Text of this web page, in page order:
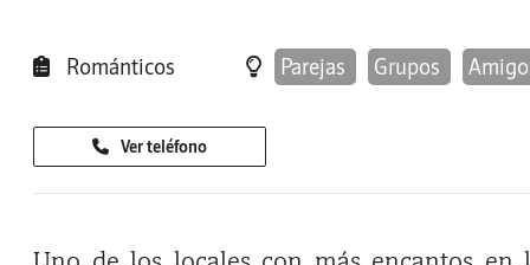
Románticos Parejas Grupos
Ver teléfono